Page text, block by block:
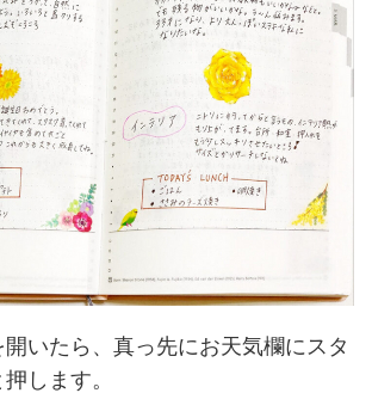
いたら、真っ先にお天気欄にスタ
します。